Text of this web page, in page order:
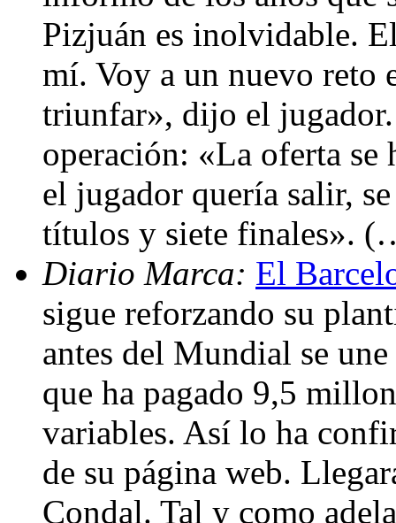
Pizjuán es inolvidable.
mí. Voy a un nuevo reto
triunfar», dijo el
operación: «La oferta se
el jugador quería salir,
títulos y siete finales».
Diario Marca: El
sigue reforzando su
antes del Mundial se
que ha pagado 9,5
variables. Así lo ha
de su página web.
Condal. Tal y como